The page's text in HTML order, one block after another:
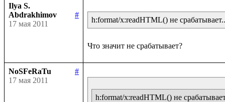
Ilya S.
Abdrakhimov
#
17 мая 2011
h:format/x:readHTML() не
NoSFeRaTu
#
17 мая 2011
h:format/x:readHTML() не